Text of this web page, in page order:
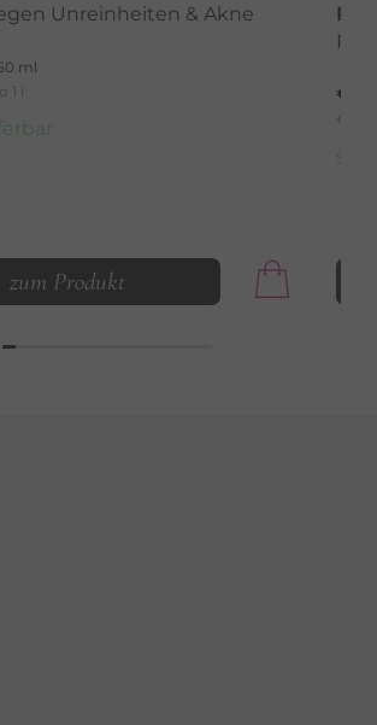
Unreinheiten & Akne
ml
l
zum Produkt
€
€